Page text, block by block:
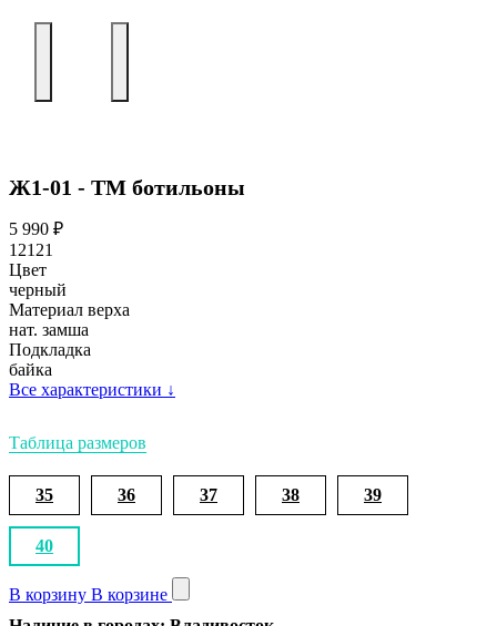
Ж1-01 - ТМ ботильоны
5 990 ₽
12121
Цвет
черный
Материал верха
нат. замша
Подкладка
байка
Все характеристики ↓
Таблица размеров
35 36 37 38 39
40
В корзину В корзине